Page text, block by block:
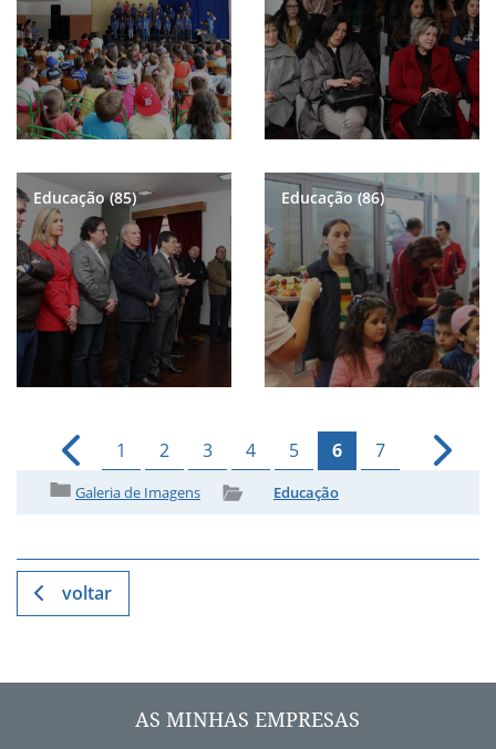
Educação (85) Educação (86)
1 2 3 4 5 6 7
Galeria de Imagens Educação
voltar
AS MINHAS EMPRESAS